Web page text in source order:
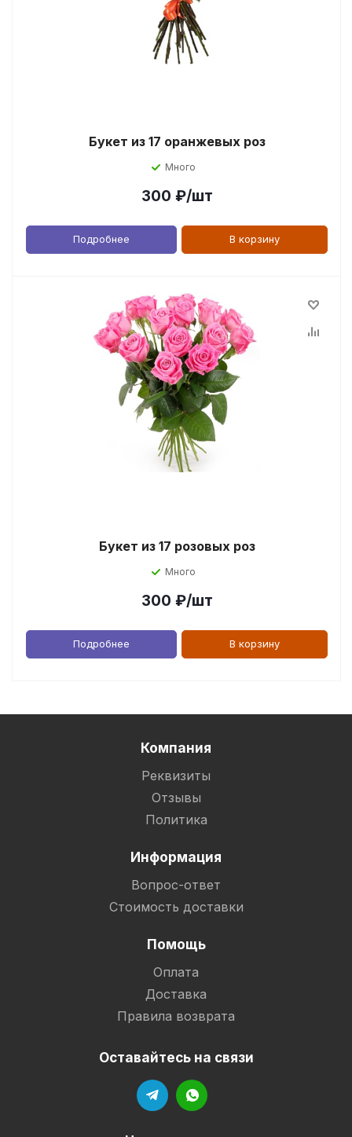
Букет из 17 оранжевых роз
Много
300 ₽/шт
Подробнее В корзину
Букет из 17 розовых роз
Много
300 ₽/шт
Подробнее В корзину
Компания
Реквизиты
Отзывы
Политика
Информация
Вопрос-ответ
Стоимость доставки
Помощь
Оплата
Доставка
Правила возврата
Оставайтесь на связи